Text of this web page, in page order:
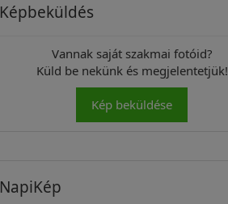
Képbeküldés
Vannak saját szakmai fotóid?
Küld be nekünk és megjelentetjük!
Kép beküldése
NapiKép